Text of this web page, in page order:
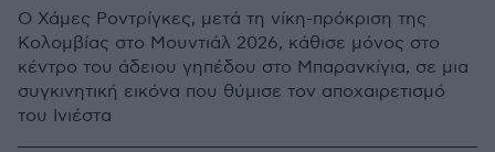
Ο Χάμες Ροντρίγκες, μετά τη νίκη-πρόκριση της
Κολομβίας στο Μουντιάλ 2026, κάθισε μόνος στο
κέντρο του άδειου γηπέδου στο Μπαρανκίγια, σε μια
συγκινητική εικόνα που θύμισε τον αποχαιρετισμό
του Ινιέστα